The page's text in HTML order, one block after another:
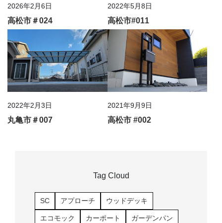
2026年2月6日
高松市＃024
2022年5月8日
高松市#011
2022年2月3日
丸亀市＃007
2021年9月9日
高松市 #002
Tag Cloud
SC アプローチ ウッドデッキ
エコモック カーポート ガーデンパン